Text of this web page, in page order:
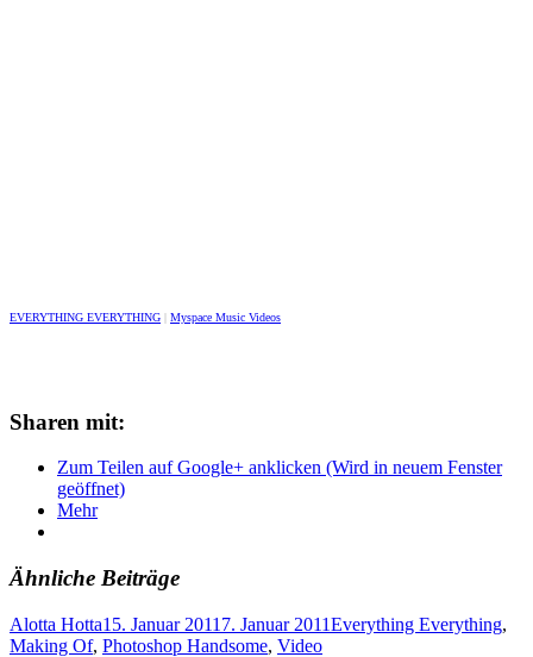
EVERYTHING EVERYTHING | Myspace Music Videos
Sharen mit:
Zum Teilen auf Google+ anklicken (Wird in neuem Fenster
geöffnet)
Mehr
Ähnliche Beiträge
Alotta Hotta15. Januar 2011 7. Januar 2011Everything Everything,
Making Of, Photoshop Handsome, Video